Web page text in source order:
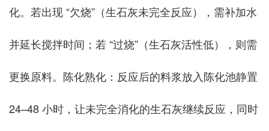
化。若出现 “欠烧”（生石灰未完全反应），需补加水
并延长搅拌时间；若 “过烧”（生石灰活性低），则需
更换原料。陈化熟化：反应后的料浆放入陈化池静置
24–48 小时，让未完全消化的生石灰继续反应，同时